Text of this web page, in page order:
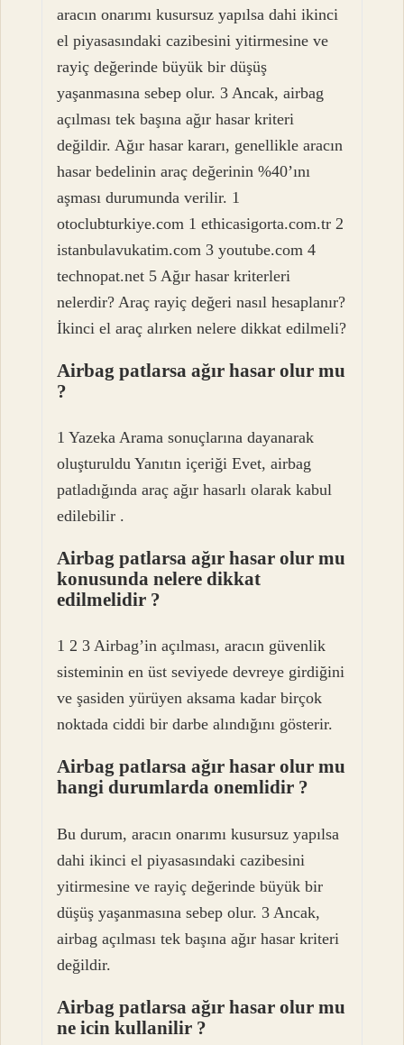
aracın onarımı kusursuz yapılsa dahi ikinci
el piyasasındaki cazibesini yitirmesine ve
rayiç değerinde büyük bir düşüş
yaşanmasına sebep olur. 3 Ancak, airbag
açılması tek başına ağır hasar kriteri
değildir. Ağır hasar kararı, genellikle aracın
hasar bedelinin araç değerinin %40’ını
aşması durumunda verilir. 1
otoclubturkiye.com 1 ethicasigorta.com.tr 2
istanbulavukatim.com 3 youtube.com 4
technopat.net 5 Ağır hasar kriterleri
nelerdir? Araç rayiç değeri nasıl hesaplanır?
İkinci el araç alırken nelere dikkat edilmeli?
Airbag patlarsa ağır hasar olur mu
?
1 Yazeka Arama sonuçlarına dayanarak
oluşturuldu Yanıtın içeriği Evet, airbag
patladığında araç ağır hasarlı olarak kabul
edilebilir .
Airbag patlarsa ağır hasar olur mu
konusunda nelere dikkat
edilmelidir ?
1 2 3 Airbag’in açılması, aracın güvenlik
sisteminin en üst seviyede devreye girdiğini
ve şasiden yürüyen aksama kadar birçok
noktada ciddi bir darbe alındığını gösterir.
Airbag patlarsa ağır hasar olur mu
hangi durumlarda onemlidir ?
Bu durum, aracın onarımı kusursuz yapılsa
dahi ikinci el piyasasındaki cazibesini
yitirmesine ve rayiç değerinde büyük bir
düşüş yaşanmasına sebep olur. 3 Ancak,
airbag açılması tek başına ağır hasar kriteri
değildir.
Airbag patlarsa ağır hasar olur mu
ne icin kullanilir ?